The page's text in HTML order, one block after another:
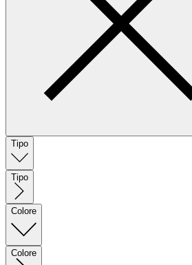
Tipo
Tipo
Colore
Colore